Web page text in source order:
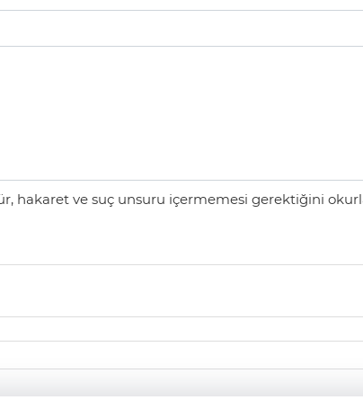
hakaret ve suç unsuru içermemesi gerektiğini